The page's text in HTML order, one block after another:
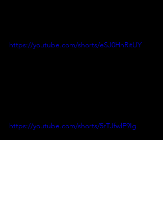
https://youtube.com/shorts/eSJ0HnRitUY
https://youtube.com/shorts/5rTJfwlE9Ig